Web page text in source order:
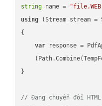
string name =
using (Stream stream =
{
var response =
}
// Đang chuyển đổi HTML